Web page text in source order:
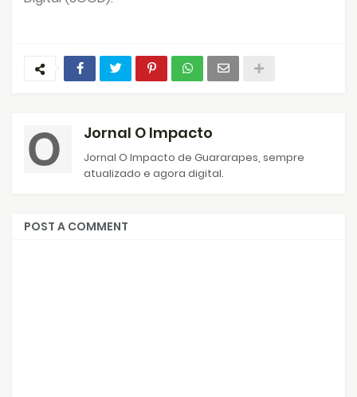
Jornal O Impacto
Jornal O Impacto de Guararapes, sempre
atualizado e agora digital.
POST A COMMENT